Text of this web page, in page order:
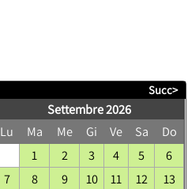
Succ>
Settembre 2026
Lu
Ma Me Gi Ve Sa
Do
1
2 3 4 5
6
7
8 9 10 11 12
13